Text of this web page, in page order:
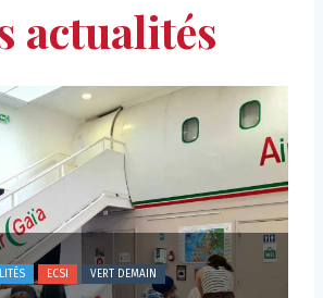
actualités
ASSOCIATION CENTRE GAIA ECSI